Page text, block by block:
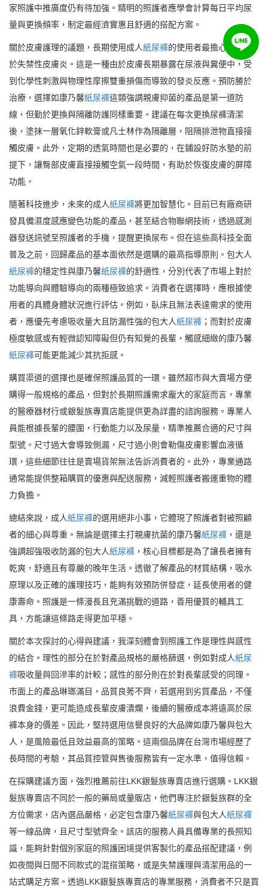
家照護中推廣度仍有待加強。精明的照護者應學會計算每日平均尿
量與更換頻率，制定最經濟實惠且舒適的搭配方案。
關於皮膚護理的議題，長期使用成人紙尿褲的使用者最擔心的莫過
於失禁性皮膚炎。這是一種由於皮膚長期暴露在尿液與糞便中，受
到化學性刺激與物理性摩擦雙重損傷而導致的發炎反應。預防勝於
治療，選擇如康乃馨紙尿褲這類強調親膚抑菌的產品是第一道防
線，但勤於更換與隔離防護同樣重要。建議在每次更換尿褲清潔
後，塗抹一層氧化鋅軟膏或凡士林作為隔離層，阻隔排泄物直接接
觸皮膚。此外，定期的透氣時間也是必要的，在鋪設好防水墊的前
提下，讓臀部皮膚直接接觸空氣一段時間，有助於恢復皮膚的屏障
功能。
隨著科技進步，未來的成人紙尿褲將更加智慧化。目前已有廠商研
發具備濕度感應變色功能的產品，甚至結合物聯網技術，透過感測
器發送訊號至照護者的手機，提醒更換尿布。但在這些高科技全面
普及之前，回歸產品的基本面依然是選購的最高指導原則。包大人
紙尿褲的穩定性與康乃馨紙尿褲的舒適性，分別代表了市場上對於
功能導向與體驗導向的兩種極致追求。消費者在選擇時，應根據使
用者的具體身體狀況進行評估。例如，臥床且無法表達需求的使用
者，應優先考慮吸收量大且防漏性強的包大人紙尿褲 ；而對於皮膚
極度敏感或有輕微認知障礙但仍有知覺的長輩，觸感細緻的康乃馨
紙尿褲可能更能減少其抗拒感。
購買渠道的選擇也是確保照護品質的一環。雖然超市與大賣場方便
購得一般規格的產品，但對於長期照護需求龐大的家庭而言，專業
的醫療器材行或銀髮族專賣店能提供更為詳盡的諮詢服務。專業人
員能根據長輩的腰圍，行動能力以及尿量，精準推薦合適的尺寸與
型號。尺寸過大會導致側漏，尺寸過小則會勒傷皮膚影響血液循
環，這些細節往往是賣場貨架無法告訴消費者的。此外，專業通路
通常能提供整箱購買的優惠與配送服務，減輕照護者搬運重物的體
力負擔。
總結來說，成人紙尿褲的選用絕非小事，它體現了照護者對被照顧
者的細心與尊重。無論是選擇主打親膚抗菌的康乃馨紙尿褲 ，還是
強調超強吸收防漏的包大人紙尿褲 ，核心目標都是為了讓長者擁有
乾爽，舒適且有尊嚴的晚年生活。透徹了解產品的材質結構，吸水
原理以及正確的護理技巧，能夠有效預防併發症，延長使用者的健
康壽命。照護是一條漫長且充滿挑戰的道路，善用優質的輔具工
具，方能讓這條路走得更加平穩。
關於本次探討的心得與建議，我深刻體會到照護工作是理性與感性
的結合。理性的部分在於對產品規格的嚴格篩選，例如對成人紙尿
褲吸收量與回滲率的計較；感性的部分則在於對長輩感受的同理。
市面上的產品琳瑯滿目，品質良莠不齊，若選用到劣質產品，不僅
浪費金錢，更可能造成長輩皮膚潰爛，後續的醫療成本將遠高於尿
褲本身的價差。因此，堅持選用信譽良好的大品牌如康乃馨與包大
人，是風險最低且效益最高的策略。這兩個品牌在台灣市場經歷了
長時間的考驗，其品質控管與售後服務皆有一定水準，值得信賴。
在採購建議方面，強烈推薦前往LKK銀髮族專賣店進行選購。LKK銀
髮族專賣店不同於一般的藥局或量販店，他們專注於銀髮族群的全
方位需求，店內選品嚴格，必定包含康乃馨紙尿褲與包大人紙尿褲
等一線品牌，且尺寸型號齊全。該店的服務人員具備專業的長照知
識，能夠針對個別家庭的照護困境提供客製化的產品搭配建議，例
如夜間與日間不同款式的混搭策略，或是失禁護理與清潔用品的一
站式購足方案。透過LKK銀髮族專賣店的專業服務，消費者不只是買